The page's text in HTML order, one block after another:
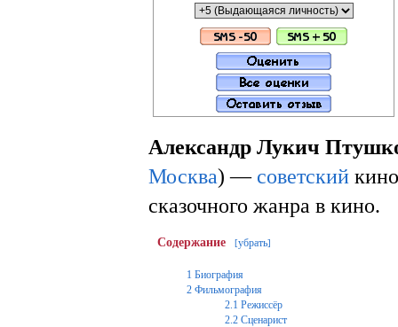
Александр Лукич
Москва) — советский
сказочного жанра в кино.
Содержание [убрать]
1 Биография
2 Фильмография
2.1 Режиссёр
2.2 Сценарист